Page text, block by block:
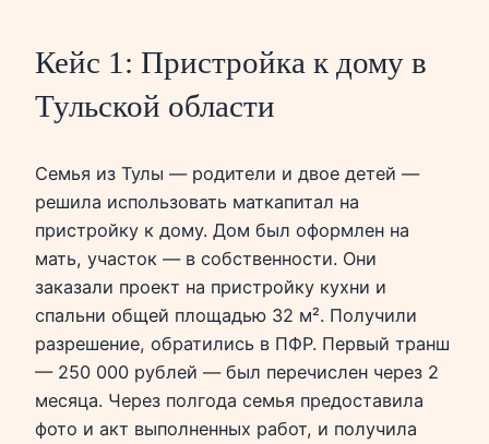
Кейс 1: Пристройка к дому в
Тульской области
Семья из Тулы — родители и двое детей —
решила использовать маткапитал на
пристройку к дому. Дом был оформлен на
мать, участок — в собственности. Они
заказали проект на пристройку кухни и
спальни общей площадью 32 м². Получили
разрешение, обратились в ПФР. Первый транш
— 250 000 рублей — был перечислен через 2
месяца. Через полгода семья предоставила
фото и акт выполненных работ, и получила